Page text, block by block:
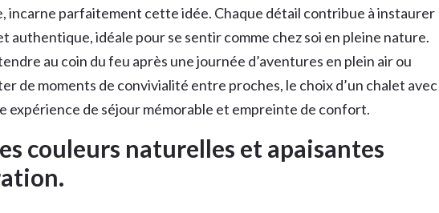
incarne parfaitement cette idée. Chaque détail contribue à instaurer
authentique, idéale pour se sentir comme chez soi en pleine nature.
au coin du feu après une journée d’aventures en plein air ou
de moments de convivialité entre proches, le choix d’un chalet avec
expérience de séjour mémorable et empreinte de confort.
couleurs naturelles et apaisantes